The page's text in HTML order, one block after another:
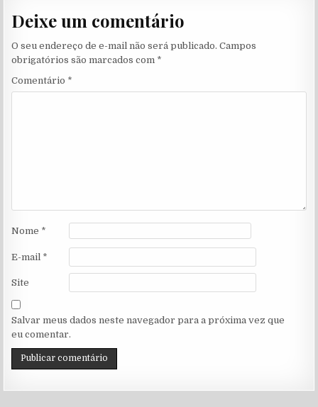
Deixe um comentário
O seu endereço de e-mail não será publicado. Campos
obrigatórios são marcados com *
Comentário *
Nome *
E-mail *
Site
Salvar meus dados neste navegador para a próxima vez que
eu comentar.